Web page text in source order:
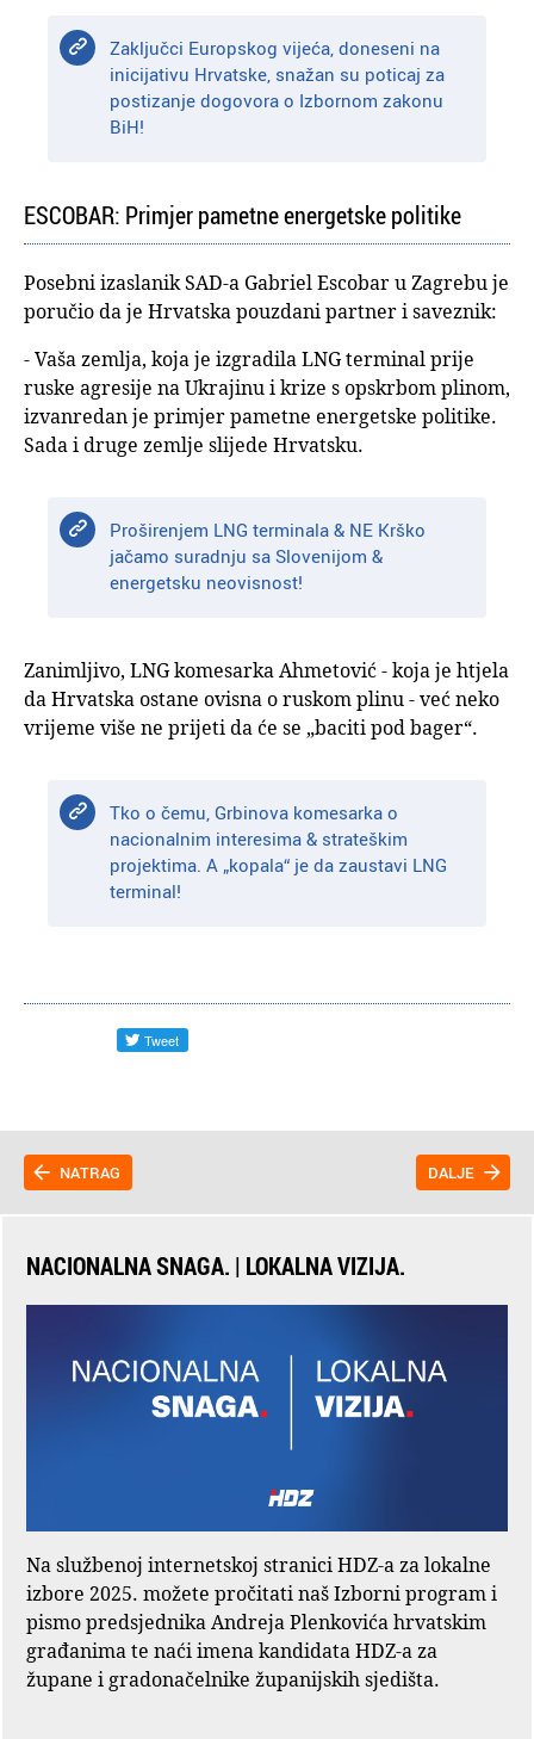
Zaključci Europskog vijeća, doneseni na
inicijativu Hrvatske, snažan su poticaj za
postizanje dogovora o Izbornom zakonu
BiH!
ESCOBAR: Primjer pametne energetske politike
Posebni izaslanik SAD-a Gabriel Escobar u Zagrebu je
poručio da je Hrvatska pouzdani partner i saveznik:
- Vaša zemlja, koja je izgradila LNG terminal prije
ruske agresije na Ukrajinu i krize s opskrbom plinom,
izvanredan je primjer pametne energetske politike.
Sada i druge zemlje slijede Hrvatsku.
Proširenjem LNG terminala & NE Krško
jačamo suradnju sa Slovenijom &
energetsku neovisnost!
Zanimljivo, LNG komesarka Ahmetović - koja je htjela
da Hrvatska ostane ovisna o ruskom plinu - već neko
vrijeme više ne prijeti da će se „baciti pod bager“.
Tko o čemu, Grbinova komesarka o
nacionalnim interesima & strateškim
projektima. A „kopala“ je da zaustavi LNG
terminal!
NATRAG DALJE
NACIONALNA SNAGA. | LOKALNA VIZIJA.
Na službenoj internetskoj stranici HDZ-a za lokalne
izbore 2025. možete pročitati naš Izborni program i
pismo predsjednika Andreja Plenkovića hrvatskim
građanima te naći imena kandidata HDZ-a za
župane i gradonačelnike županijskih sjedišta.